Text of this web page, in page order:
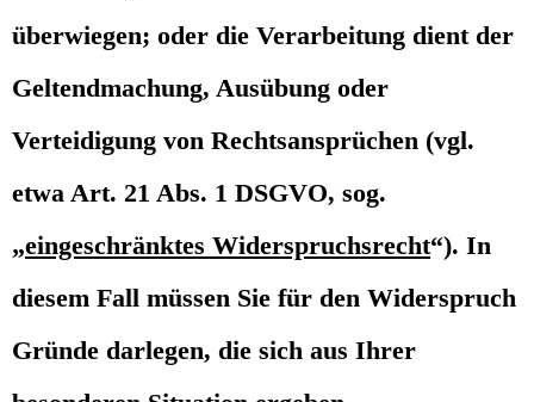
überwiegen; oder die Verarbeitung dient der
Geltendmachung, Ausübung oder
Verteidigung von Rechtsansprüchen (vgl.
etwa Art. 21 Abs. 1 DSGVO, sog.
„eingeschränktes Widerspruchsrecht“). In
diesem Fall müssen Sie für den Widerspruch
Gründe darlegen, die sich aus Ihrer